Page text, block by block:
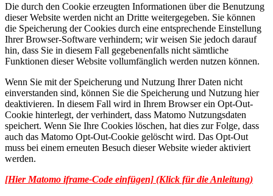
Die durch den Cookie erzeugten Informationen über die Benutzung
dieser Website werden nicht an Dritte weitergegeben. Sie können
die Speicherung der Cookies durch eine entsprechende Einstellung
Ihrer Browser-Software verhindern; wir weisen Sie jedoch darauf
hin, dass Sie in diesem Fall gegebenenfalls nicht sämtliche
Funktionen dieser Website vollumfänglich werden nutzen können.
Wenn Sie mit der Speicherung und Nutzung Ihrer Daten nicht
einverstanden sind, können Sie die Speicherung und Nutzung hier
deaktivieren. In diesem Fall wird in Ihrem Browser ein Opt-Out-
Cookie hinterlegt, der verhindert, dass Matomo Nutzungsdaten
speichert. Wenn Sie Ihre Cookies löschen, hat dies zur Folge, dass
auch das Matomo Opt-Out-Cookie gelöscht wird. Das Opt-Out
muss bei einem erneuten Besuch dieser Website wieder aktiviert
werden.
[Hier Matomo iframe-Code einfügen] (Klick für die Anleitung)